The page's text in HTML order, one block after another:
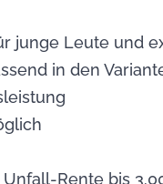
junge Leute und
in den
Rente bis